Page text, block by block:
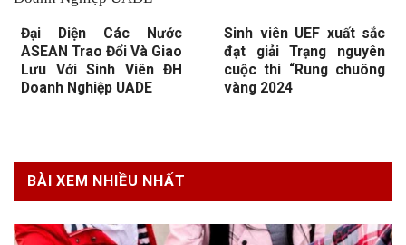
Đại Diện Các Nước
ASEAN Trao Đổi Và Giao
Lưu Với Sinh Viên ĐH
Doanh Nghiệp UADE
Sinh viên UEF xuất sắc
đạt giải Trạng nguyên
cuộc thi “Rung chuông
vàng 2024
BÀI XEM NHIỀU NHẤT